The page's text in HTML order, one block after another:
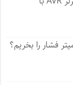
فشار را بخریم؟